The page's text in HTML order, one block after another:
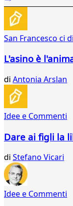
San Francesco ci
L'asino è
di Antonia Arslan
Idee e Commenti
Dare ai figli la
di Stefano Vicari
Idee e Commenti